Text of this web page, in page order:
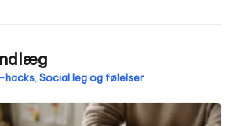
hacks Social leg og følelser